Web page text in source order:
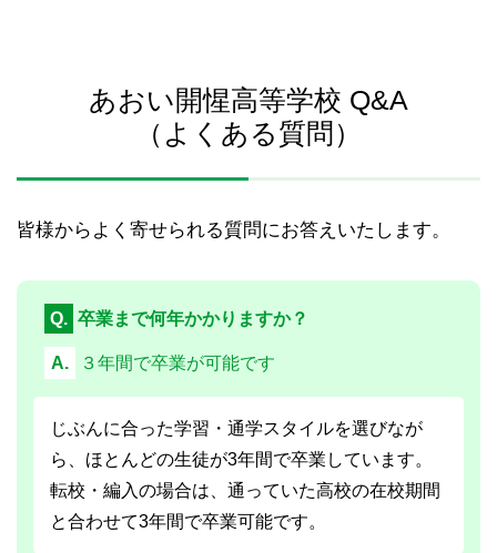
あおい開惺高等学校 Q&A
（よくある質問）
皆様からよく寄せられる質問にお答えいたします。
Q. 卒業まで何年かかりますか？
A. ３年間で卒業が可能です
じぶんに合った学習・通学スタイルを選びなが
ら、ほとんどの生徒が3年間で卒業しています。
転校・編入の場合は、通っていた高校の在校期間
と合わせて3年間で卒業可能です。